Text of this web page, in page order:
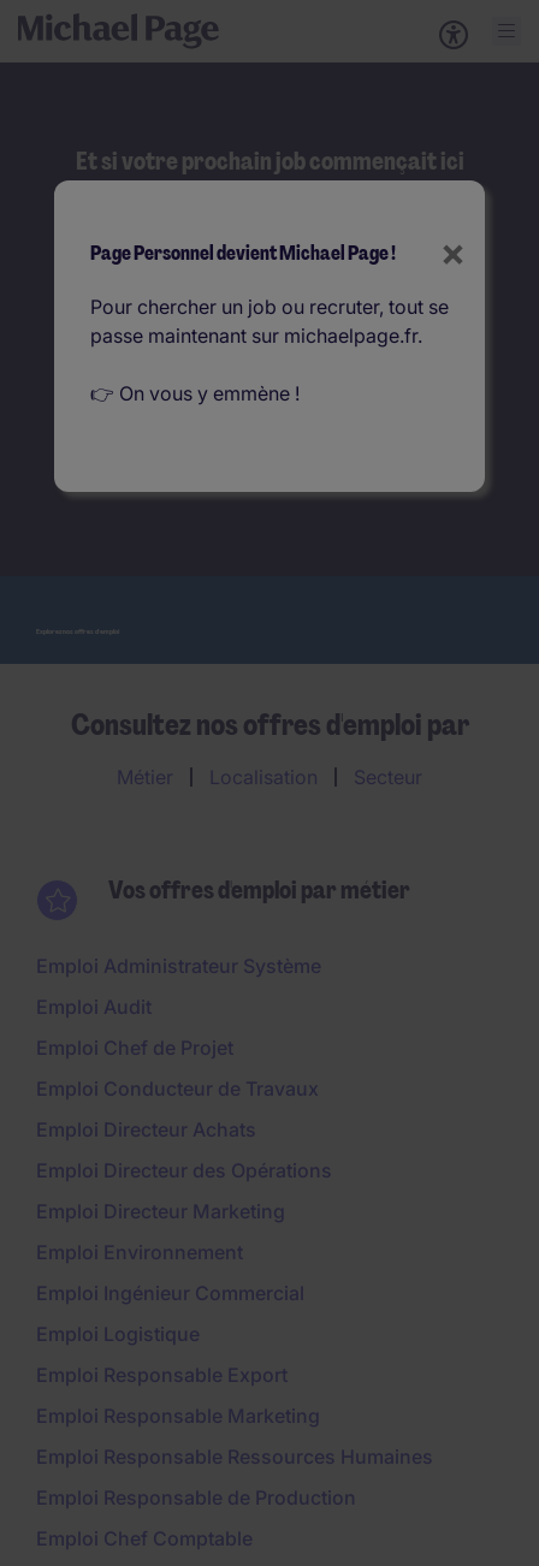
Et si votre prochain job commençait ici
?
Explorez nos offres d'emploi
Consultez nos offres d'emploi par
Métier Localisation Secteur
Vos offres d'emploi par métier
Emploi Administrateur Système
Emploi Audit
Emploi Chef de Projet
Emploi Conducteur de Travaux
Emploi Directeur Achats
Emploi Directeur des Opérations
Emploi Directeur Marketing
Emploi Environnement
Emploi Ingénieur Commercial
Emploi Logistique
Emploi Responsable Export
Emploi Responsable Marketing
Emploi Responsable Ressources Humaines
Emploi Responsable de Production
Emploi Chef Comptable
×
Page Personnel devient Michael Page !
Pour chercher un job ou recruter, tout se
passe maintenant sur michaelpage.fr.
👉 On vous y emmène !